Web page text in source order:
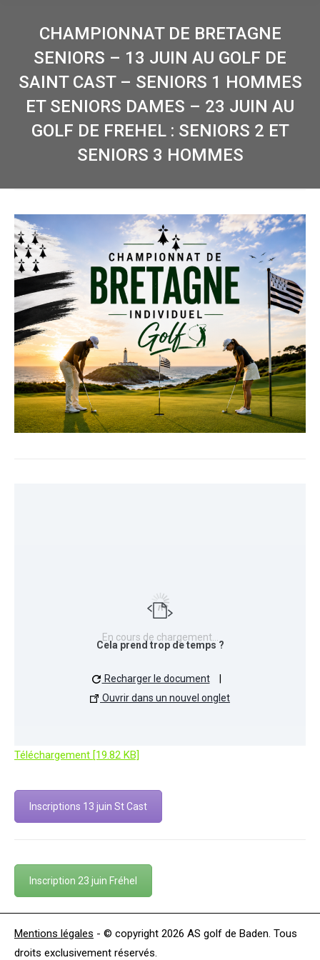
CHAMPIONNAT DE BRETAGNE
SENIORS – 13 JUIN AU GOLF DE
SAINT CAST – SENIORS 1 HOMMES
ET SENIORS DAMES – 23 JUIN AU
GOLF DE FREHEL : SENIORS 2 ET
SENIORS 3 HOMMES
En cours de chargement…
Cela prend trop de temps ?
Recharger le document
Ouvrir dans un nouvel onglet
Téléchargement [19.82 KB]
Inscriptions 13 juin St Cast
Inscription 23 juin Fréhel
Mentions légales - © copyright 2026 AS golf de Baden. Tous
droits exclusivement réservés.